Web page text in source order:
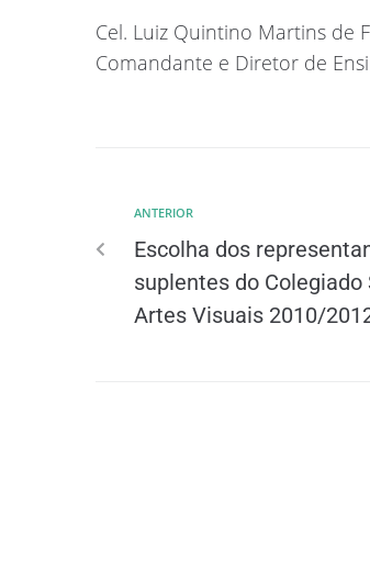
Cel. Luiz Quintino Martins de
Comandante e Diretor de
ANTERIOR
Escolha dos
suplentes do Colegiado
Artes Visuais 2010/